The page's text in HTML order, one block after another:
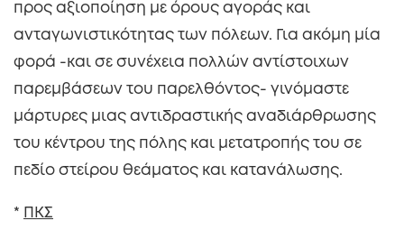
προς αξιοποίηση με όρους αγοράς και
ανταγωνιστικότητας των πόλεων. Για ακόμη μία
φορά -και σε συνέχεια πολλών αντίστοιχων
παρεμβάσεων του παρελθόντος- γινόμαστε
μάρτυρες μιας αντιδραστικής αναδιάρθρωσης
του κέντρου της πόλης και μετατροπής του σε
πεδίο στείρου θεάματος και κατανάλωσης.
* ΠΚΣ